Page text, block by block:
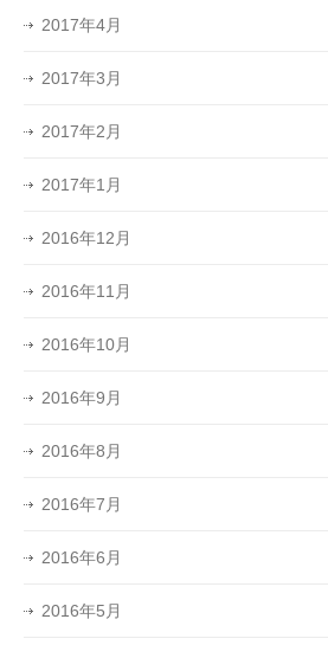
2017年4月
2017年3月
2017年2月
2017年1月
2016年12月
2016年11月
2016年10月
2016年9月
2016年8月
2016年7月
2016年6月
2016年5月